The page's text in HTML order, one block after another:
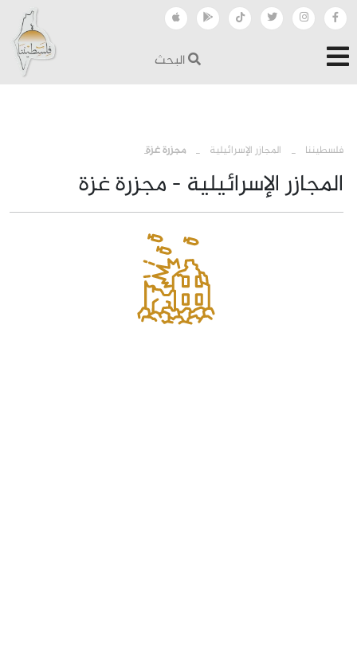
البحث
فلسطيننا › المجازر الإسرائيلية مجزرة غزة
المجازر الإسرائيلية - مجزرة غزة